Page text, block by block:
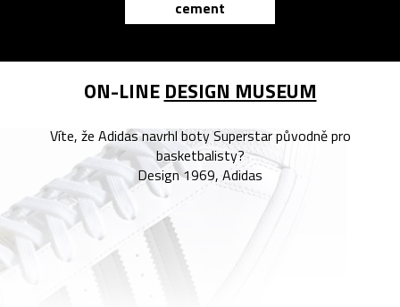
cement
ON-LINE DESIGN MUSEUM
Víte, že Adidas navrhl boty Superstar původně pro
basketbalisty?
Design 1969, Adidas